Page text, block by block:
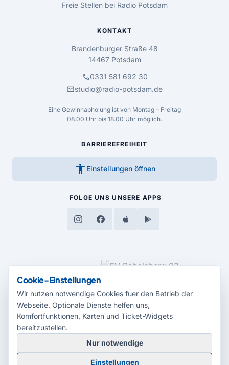
Freie Stellen bei Radio Potsdam
KONTAKT
Brandenburger Straße 48
14467 Potsdam
call0331 581 692 30
mailstudio@radio-potsdam.de
Eine Gewinnabholung ist von Montag – Freitag
08.00 Uhr bis 18.00 Uhr möglich.
BARRIEREFREIHEIT
accessibility_new Einstellungen öffnen
FOLGE UNS UNSERE APPS
MEDIENPARTNER
© 2026 Radio Potsdam. Webseite entwickelt durch dieMedienagentur
Babelsberg
Cookie-Einstellungen
Wir nutzen notwendige Cookies fuer den Betrieb der
Webseite. Optionale Dienste helfen uns,
Komfortfunktionen, Karten und Ticket-Widgets
bereitzustellen.
Nur notwendige
Einstellungen